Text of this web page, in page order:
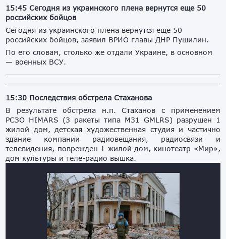
15:45 Сегодня из украинского плена вернутся еще 50
российских бойцов
Сегодня из украинского плена вернутся еще 50
российских бойцов, заявил ВРИО главы ДНР Пушилин.
По его словам, столько же отдали Украине, в основном
— военных ВСУ.
15:30 Последствия обстрела Стаханова
В результате обстрела н.п. Стаханов с применением
РСЗО HIMARS (3 ракеты типа M31 GMLRS) разрушен 1
жилой дом, детская художественная студия и частично
здание компании радиовещания, радиосвязи и
телевидения, поврежден 1 жилой дом, кинотеатр «Мир»,
дом культуры и теле-радио вышка.